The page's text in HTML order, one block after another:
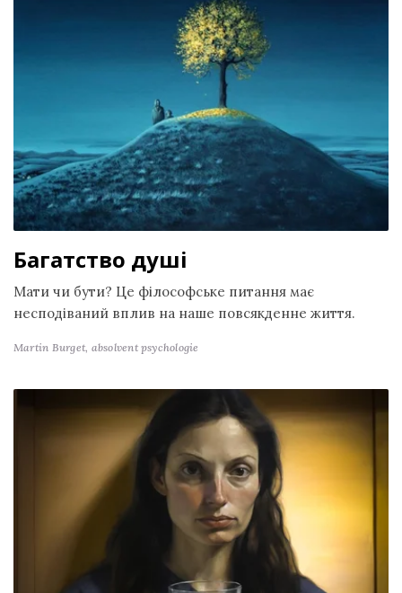
Багатство душі
Мати чи бути? Це філософське питання має
несподіваний вплив на наше повсякденне життя.
Martin Burget, absolvent psychologie